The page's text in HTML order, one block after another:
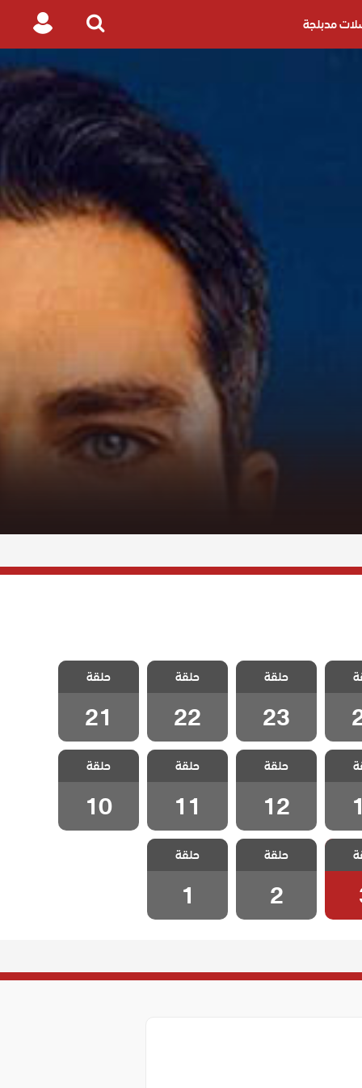
مدبلجة
Search
for
Login
مسلسل السجين
الحلقة 23
حلقة
23
مسلسل السجين
الحلقة 22
حلقة
22
مسلسل السجين
الحلقة 21
حلقة
21
مسلسل السجين
الحلقة 12
حلقة
12
مسلسل السجين
الحلقة 11
حلقة
11
مسلسل السجين
الحلقة 10
حلقة
10
3
مسلسل السجين
الحلقة 2
حلقة
2
مسلسل السجين
الحلقة 1
حلقة
1